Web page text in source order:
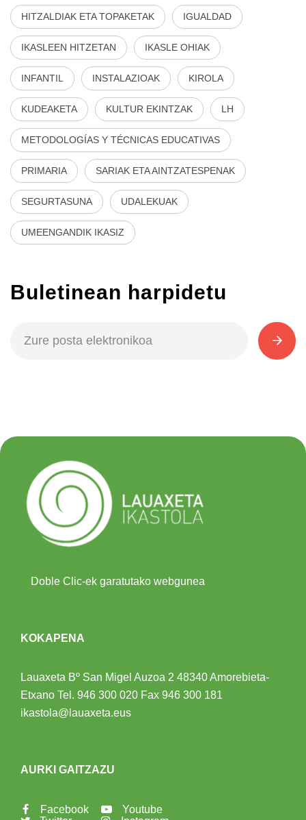
HITZALDIAK ETA TOPAKETAK IGUALDAD
IKASLEEN HITZETAN IKASLE OHIAK
INFANTIL INSTALAZIOAK KIROLA
KUDEAKETA KULTUR EKINTZAK LH
METODOLOGÍAS Y TÉCNICAS EDUCATIVAS
PRIMARIA SARIAK ETA AINTZATESPENAK
SEGURTASUNA UDALEKUAK
UMEENGANDIK IKASIZ
Buletinean harpidetu
Doble Clic-ek garatutako webgunea
KOKAPENA
Lauaxeta Bº San Migel Auzoa 2 48340 Amorebieta-
Etxano Tel. 946 300 020 Fax 946 300 181
ikastola@lauaxeta.eus
AURKI GAITZAZU
Facebook
Youtube